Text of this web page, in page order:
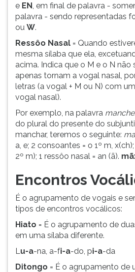
e EN, em final de palavra -
palavra - sendo representadas
ou W.
Ressôo Nasal = Quando
mesma sílaba que ela,
acima. Indica que o M e o N não
apenas tornam a vogal nasal,
letras (a vogal + M ou N) com
vogal nasal).
Por exemplo, na palavra
do plural do presente do
manchar, teremos o seguinte:
a, e; 2 consoantes = o 1º m,
2º m); 1 ressôo nasal = an (ã).
Encontros
É o agrupamento de vogais e
tipos de encontros vocálicos:
Hiato = É o agrupamento de
em uma sílaba diferente.
Lu-a-na, a-fi-a-do, pi-a-da
Ditongo = É o agrupamento de